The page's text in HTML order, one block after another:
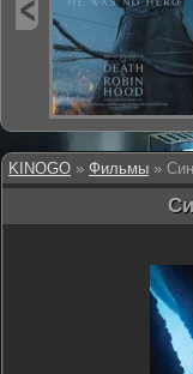
KINOGO » Фильмы »